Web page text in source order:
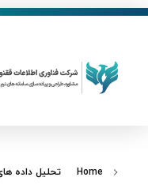
Home تحلیل داده‌